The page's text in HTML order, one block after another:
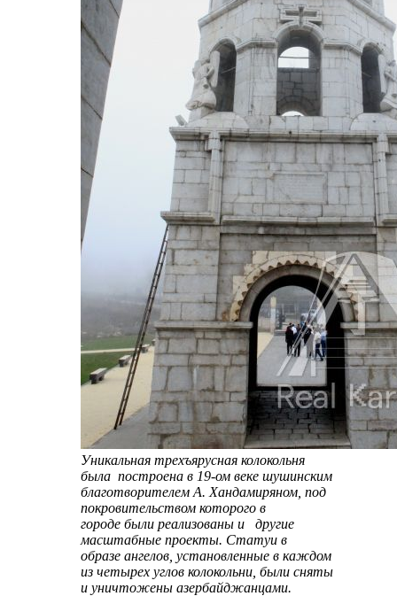
Уникальная трехъярусная колокольня
была построена в 19-ом веке шушинским
благотворителем А. Хандамиряном, под
покровительством которого в
городе были реализованы и другие
масштабные проекты. Статуи в
образе ангелов, установленные в каждом
из четырех углов колокольни, были сняты
и уничтожены азербайджанцами.